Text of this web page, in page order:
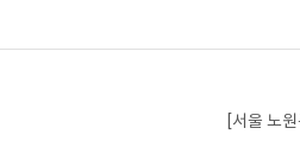
[서울 노